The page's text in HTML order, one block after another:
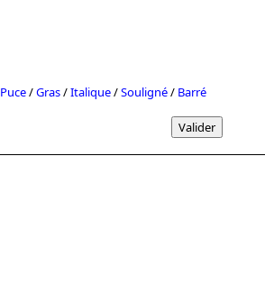
Puce/Gras/Italique/Souligné/ Barré